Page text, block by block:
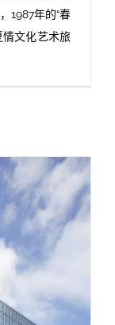
1987年的“春
情文化艺术旅